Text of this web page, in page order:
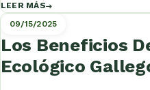
LEER MÁS
09/15/2025
Los Beneficios
Ecológico